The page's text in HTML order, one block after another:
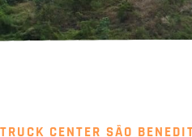
TRUCK CENTER SÃO